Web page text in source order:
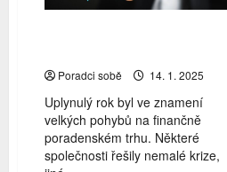
Poradci sobě 14. 1. 2025
Uplynulý rok byl ve znamení
velkých pohybů na finančně
poradenském trhu. Některé
společnosti řešily nemalé krize,
ceny nemovitostí